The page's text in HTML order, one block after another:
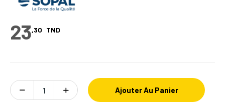
23,30 TND
Ajouter Au Panier